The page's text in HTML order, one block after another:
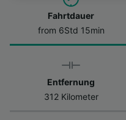
Fahrtdauer
from 6Std 15min
Entfernung
312 Kilometer
werden unseren
haben keinen
Daten werden nicht
verwendet, wenn
Surfverhalten nicht